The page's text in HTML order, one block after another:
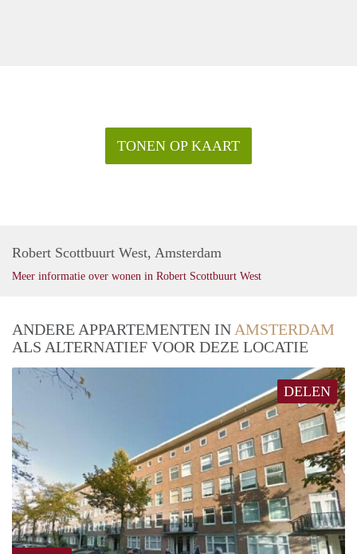
TONEN OP KAART
Robert Scottbuurt West, Amsterdam
Meer informatie over wonen in Robert Scottbuurt West
ANDERE APPARTEMENTEN IN AMSTERDAM
ALS ALTERNATIEF VOOR DEZE LOCATIE
DELEN